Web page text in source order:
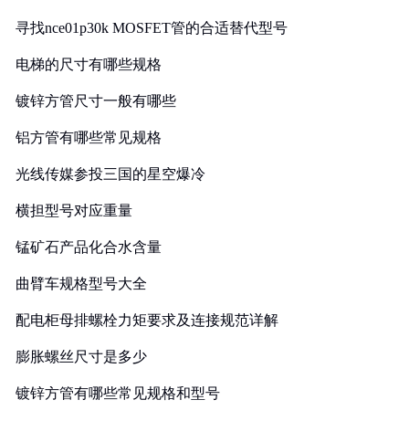
寻找nce01p30k MOSFET管的合适替代型号
电梯的尺寸有哪些规格
镀锌方管尺寸一般有哪些
铝方管有哪些常见规格
光线传媒参投三国的星空爆冷
横担型号对应重量
锰矿石产品化合水含量
曲臂车规格型号大全
配电柜母排螺栓力矩要求及连接规范详解
膨胀螺丝尺寸是多少
镀锌方管有哪些常见规格和型号